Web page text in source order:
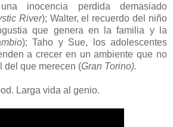
inocencia perdida demasiado
River); Walter, el recuerdo del niño
que genera en la familia y la
); Taho y Sue, los adolescentes
a crecer en un ambiente que no
del que merecen (Gran Torino).
Larga vida al genio.